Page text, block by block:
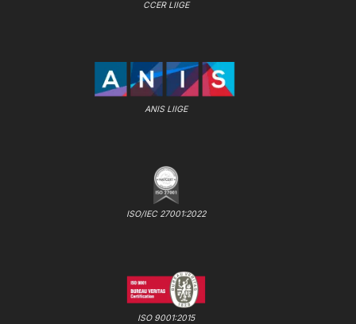
CCER LIIGE
ANIS LIIGE
ISO/IEC 27001:2022
ISO 9001:2015